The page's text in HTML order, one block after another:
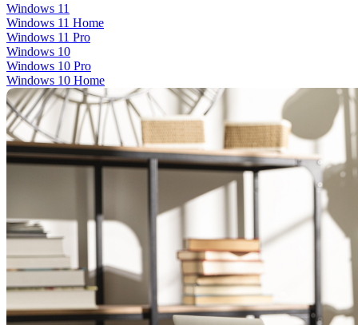
Windows 11
Windows 11 Home
Windows 11 Pro
Windows 10
Windows 10 Pro
Windows 10 Home